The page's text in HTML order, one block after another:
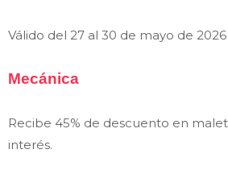
Válido del 27 al 30 de mayo de 2026
Mecánica
Recibe 45% de descuento en
interés.